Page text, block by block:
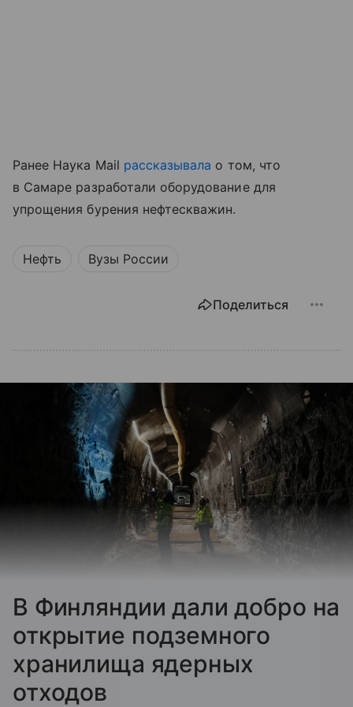
Ранее Наука Mail рассказывала о том, что
в Самаре разработали оборудование для
упрощения бурения нефтескважин.
Нефть Вузы России
Поделиться
В Финляндии дали добро на
открытие подземного
хранилища ядерных
отходов